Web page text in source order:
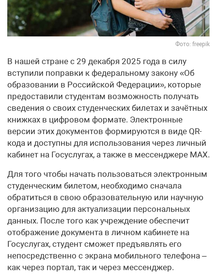
Фото: freepik
В нашей стране с 29 декабря 2025 года в силу
вступили поправки к федеральному закону «Об
образовании в Российской Федерации», которые
предоставили студентам возможность получать
сведения о своих студенческих билетах и зачётных
книжках в цифровом формате. Электронные
версии этих документов формируются в виде QR-
кода и доступны для использования через личный
кабинет на Госуслугах, а также в мессенджере MАХ.
Для того чтобы начать пользоваться электронным
студенческим билетом, необходимо сначала
обратиться в свою образовательную или научную
организацию для актуализации персональных
данных. После того как учреждение обеспечит
отображение документа в личном кабинете на
Госуслугах, студент сможет предъявлять его
непосредственно с экрана мобильного телефона –
как через портал, так и через мессенджер.